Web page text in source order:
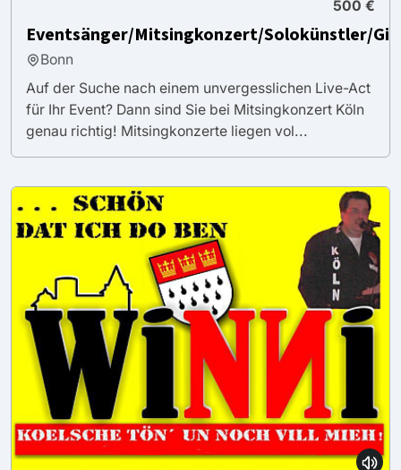
500 €
Eventsänger/Mitsingkonzert/Solokünstler/
Bonn
Auf der Suche nach einem unvergesslichen Live-Act
für Ihr Event? Dann sind Sie bei Mitsingkonzert Köln
genau richtig! Mitsingkonzerte liegen vol...